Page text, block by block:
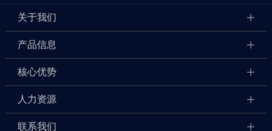
关于我们
产品信息
核心优势
人力资源
联系我们